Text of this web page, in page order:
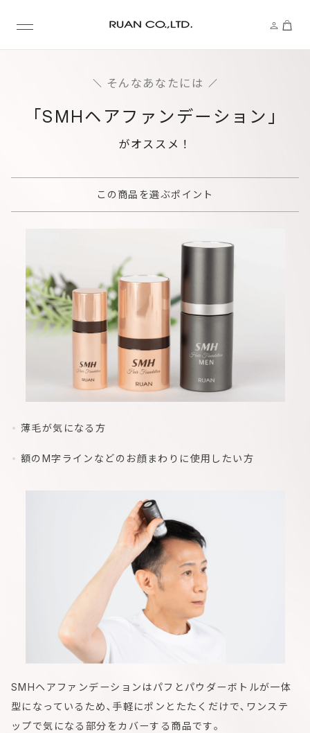
そんなあなたには
｢SMHヘアファンデーション｣
がオススメ！
この商品を選ぶポイント
薄毛が気になる方
額のM字ラインなどのお顔まわりに使用したい方
SMHヘアファンデーションはパフとパウダーボトルが一体
型になっているため､手軽にポンとたたくだけで､ワンステ
ップで気になる部分をカバーする商品です｡